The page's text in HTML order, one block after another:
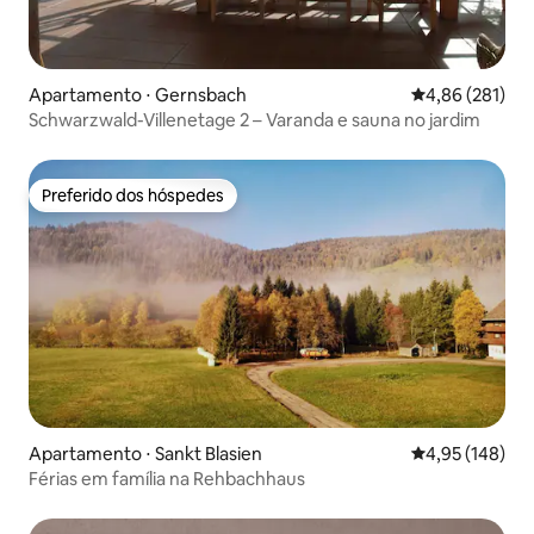
Apartamento ⋅ Gernsbach 4,86 de uma
4,86 (281)
Schwarzwald-Villenetage 2 – Varanda e sauna no jardim
Preferido dos hóspedes
Preferido dos hóspedes
Apartamento ⋅ Sankt Blasien 4,95 de uma
4,95 (148)
Férias em família na Rehbachhaus